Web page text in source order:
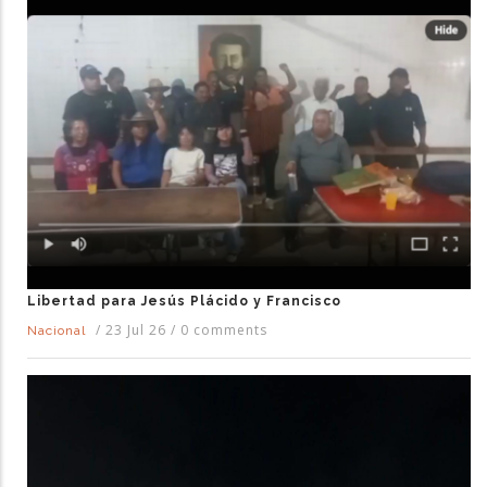
Libertad para Jesús Plácido y Francisco
Nacional
/ 23 Jul 26 / 0 comments